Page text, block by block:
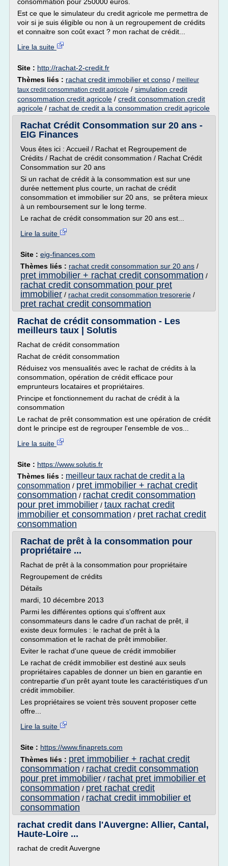
Est ce que le simulateur du credit agricole me permettra de
voir si je suis éligible ou non à un regroupement de crédits
et connaitre son coût exact ? mon rachat de crédit...
Lire la suite
Site : http://rachat-2-credit.fr
Thèmes liés : rachat credit immobilier et conso / meilleur
taux credit consommation credit agricole / simulation credit
consommation credit agricole / credit consommation credit
agricole / rachat de credit a la consommation credit agricole
Rachat Crédit Consommation sur 20 ans -
EIG Finances
Vous êtes ici : Accueil / Rachat et Regroupement de
Crédits / Rachat de crédit consommation / Rachat Crédit
Consommation sur 20 ans
Si un rachat de crédit à la consommation est sur une
durée nettement plus courte, un rachat de crédit
consommation et immobilier sur 20 ans, se prêtera mieux
à un remboursement sur le long terme.
Le rachat de crédit consommation sur 20 ans est...
Lire la suite
Site : eig-finances.com
Thèmes liés : rachat credit consommation sur 20 ans /
pret immobilier + rachat credit consommation /
rachat credit consommation pour pret
immobilier / rachat credit consommation tresorerie /
pret rachat credit consommation
Rachat de crédit consommation - Les
meilleurs taux | Solutis
Rachat de crédit consommation
Rachat de crédit consommation
Réduisez vos mensualités avec le rachat de crédits à la
consommation, opération de crédit efficace pour
emprunteurs locataires et propriétaires.
Principe et fonctionnement du rachat de crédit à la
consommation
Le rachat de prêt consommation est une opération de crédit
dont le principe est de regrouper l'ensemble de vos...
Lire la suite
Site : https://www.solutis.fr
Thèmes liés : meilleur taux rachat de credit a la
consommation / pret immobilier + rachat credit
consommation / rachat credit consommation
pour pret immobilier / taux rachat credit
immobilier et consommation / pret rachat credit
consommation
Rachat de prêt à la consommation pour
propriétaire ...
Rachat de prêt à la consommation pour propriétaire
Regroupement de crédits
Détails
mardi, 10 décembre 2013
Parmi les différentes options qui s'offrent aux
consommateurs dans le cadre d'un rachat de prêt, il
existe deux formules : le rachat de prêt à la
consommation et le rachat de prêt immobilier.
Eviter le rachat d'une queue de crédit immobilier
Le rachat de crédit immobilier est destiné aux seuls
propriétaires capables de donner un bien en garantie en
contrepartie d'un prêt ayant toute les caractéristiques d'un
crédit immobilier.
Les propriétaires se voient très souvent proposer cette
offre...
Lire la suite
Site : https://www.finaprets.com
Thèmes liés : pret immobilier + rachat credit
consommation / rachat credit consommation
pour pret immobilier / rachat pret immobilier et
consommation / pret rachat credit
consommation / rachat credit immobilier et
consommation
rachat credit dans l'Auvergne: Allier, Cantal,
Haute-Loire ...
rachat de credit Auvergne